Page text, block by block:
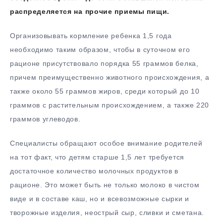
распределяется на прочие приемы пищи.
Организовывать кормление ребенка 1,5 года
необходимо таким образом, чтобы в суточном его
рационе присутствовало порядка 55 граммов белка,
причем преимущественно животного происхождения, а
также около 55 граммов жиров, среди который до 10
граммов с растительным происхождением, а также 220
граммов углеводов.
Специалисты обращают особое внимание родителей
на тот факт, что детям старше 1,5 лет требуется
достаточное количество молочных продуктов в
рационе. Это может быть не только молоко в чистом
виде и в составе каш, но и всевозможные сырки и
творожные изделия, неострый сыр, сливки и сметана.